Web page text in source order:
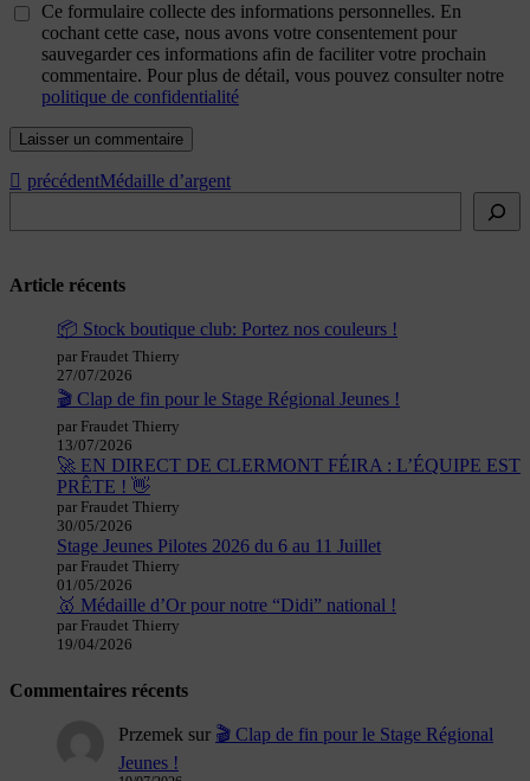
Ce formulaire collecte des informations personnelles. En
cochant cette case, nous avons votre consentement pour
sauvegarder ces informations afin de faciliter votre prochain
commentaire. Pour plus de détail, vous pouvez consulter notre
politique de confidentialité
précédentMédaille d’argent
Article récents
📦 Stock boutique club: Portez nos couleurs !
par Fraudet Thierry
27/07/2026
🎬 Clap de fin pour le Stage Régional Jeunes !
par Fraudet Thierry
13/07/2026
🚀 EN DIRECT DE CLERMONT FÉIRA : L’ÉQUIPE EST
PRÊTE ! 👋
par Fraudet Thierry
30/05/2026
Stage Jeunes Pilotes 2026 du 6 au 11 Juillet
par Fraudet Thierry
01/05/2026
🥇 Médaille d’Or pour notre “Didi” national !
par Fraudet Thierry
19/04/2026
Commentaires récents
Przemek sur 🎬 Clap de fin pour le Stage Régional
Jeunes !